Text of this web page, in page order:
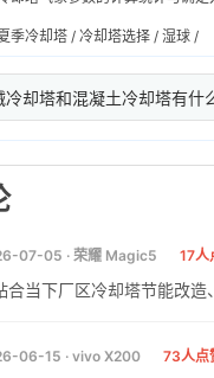
季冷却塔 / 冷却塔选择 / 湿球 /
冷却塔和混凝土冷却塔有什
07-05 · 荣耀 Magic5 17人
合当下厂区冷却塔节能改造
06-15 · vivo X200 73人点